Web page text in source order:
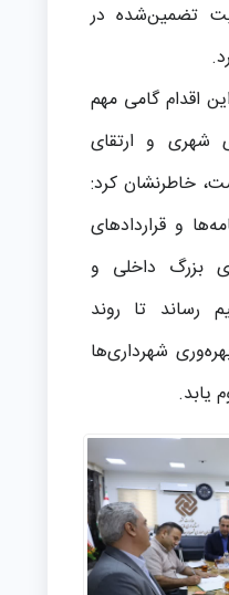
تضمین‌شده در
اقدام گامی مهم
شهری و ارتقای
خاطرنشان کرد:
و قراردادهای
بزرگ داخلی و
رساند تا روند
شهرداری‌ها
یابد.